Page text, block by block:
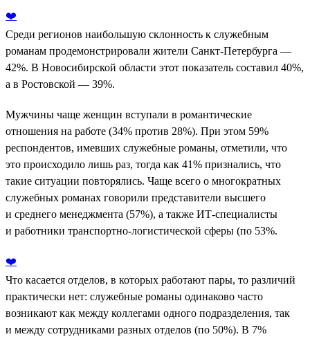
❤️
Среди регионов наибольшую склонность к служебным
романам продемонстрировали жители Санкт-Петербурга —
42%. В Новосибирской области этот показатель составил 40%,
а в Ростовской — 39%.
Мужчины чаще женщин вступали в романтические
отношения на работе (34% против 28%). При этом 59%
респондентов, имевших служебные романы, отметили, что
это происходило лишь раз, тогда как 41% признались, что
такие ситуации повторялись. Чаще всего о многократных
служебных романах говорили представители высшего
и среднего менеджмента (57%), а также ИТ-специалисты
и работники транспортно-логистической сферы (по 53%.
❤️
Что касается отделов, в которых работают пары, то различий
практически нет: служебные романы одинаково часто
возникают как между коллегами одного подразделения, так
и между сотрудниками разных отделов (по 50%). В 7%